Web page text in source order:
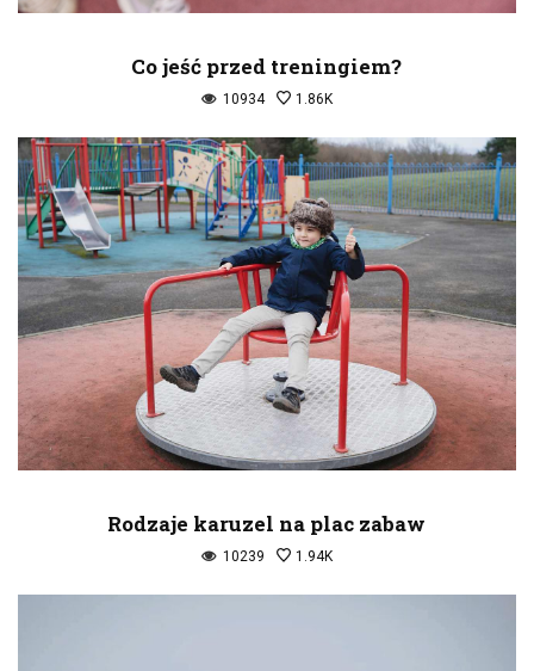
Co jeść przed treningiem?
10934 1.86K
Rodzaje karuzel na plac zabaw
10239 1.94K